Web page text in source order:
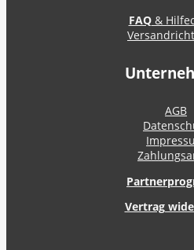
FAQ&
AGB
Vertrag